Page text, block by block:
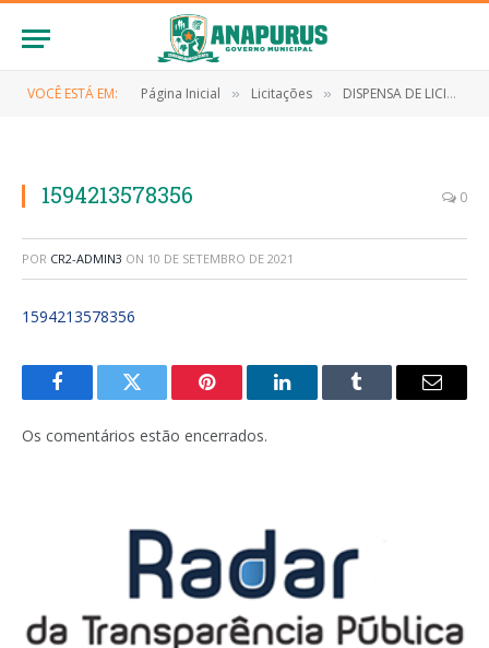
VOCÊ ESTÁ EM: Página Inicial » Licitações » DISPENSA DE LICITAÇÃO Nº 021/2020 (Contratação de empresa para a aquisição de equipamentos de interesse da Rede Municipal de Saúde, referente as medidas de enfrentamento ao Novo Coronavírus (Covid-19))
1594213578356 0
POR CR2-ADMIN3 ON 10 DE SETEMBRO DE 2021
1594213578356
FacebookTwitter Pinterest LinkedInTumblr
E-
Os comentários estão encerrados.